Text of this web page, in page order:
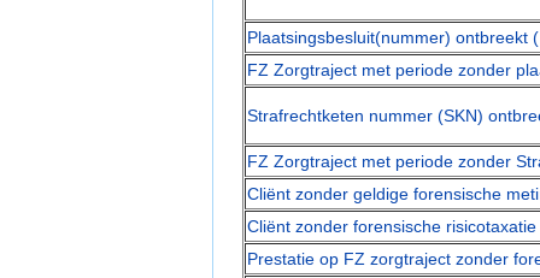
Plaatsingsbesluit(nummer) ontbreekt
FZ Zorgtraject met periode zonder
Strafrechtketen nummer (SKN)
FZ Zorgtraject met periode zonder
Cliënt zonder geldige forensische
Cliënt zonder forensische
Prestatie op FZ zorgtraject zonder